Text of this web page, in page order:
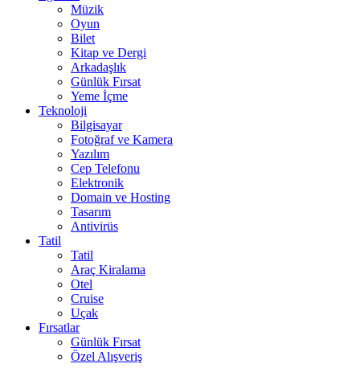
Müzik
Oyun
Bilet
Kitap ve Dergi
Arkadaşlık
Günlük Fırsat
Yeme İçme
Teknoloji
Bilgisayar
Fotoğraf ve Kamera
Yazılım
Cep Telefonu
Elektronik
Domain ve Hosting
Tasarım
Antivirüs
Tatil
Tatil
Araç Kiralama
Otel
Cruise
Uçak
Fırsatlar
Günlük Fırsat
Özel Alışveriş